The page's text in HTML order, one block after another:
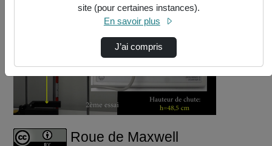
Lire
la
vidéo
Roue de Maxwell
site (pour certaines instances).
En savoir plus
J’ai compris